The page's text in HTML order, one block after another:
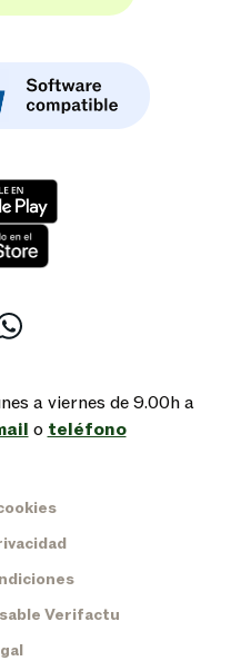
a viernes de 9.00h a
o teléfono
Verifactu